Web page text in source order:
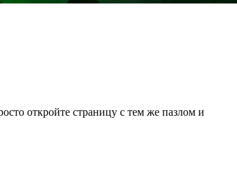
откройте страницу с тем же пазлом и